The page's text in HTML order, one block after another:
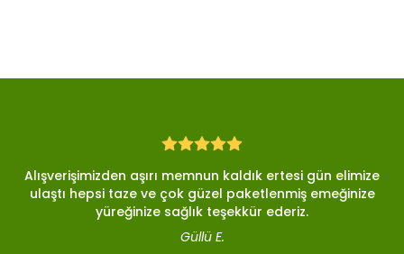
Alışverişimizden aşırı memnun kaldık ertesi gün elimize
ulaştı hepsi taze ve çok güzel paketlenmiş emeğinize
yüreğinize sağlık teşekkür ederiz.
Güllü E.